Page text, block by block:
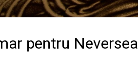
pentru Neversea